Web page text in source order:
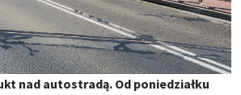
nad autostradą. Od poniedziałku